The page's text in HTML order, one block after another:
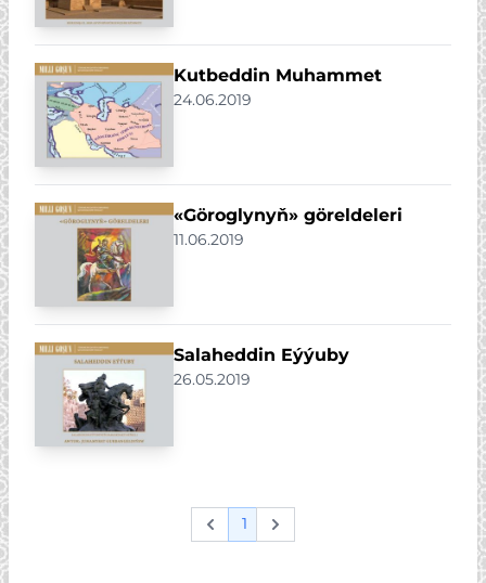
Kutbeddin Muhammet
24.06.2019
«Göroglynyň» göreldeleri
11.06.2019
Salaheddin Eýýuby
26.05.2019
Previous
1 Next